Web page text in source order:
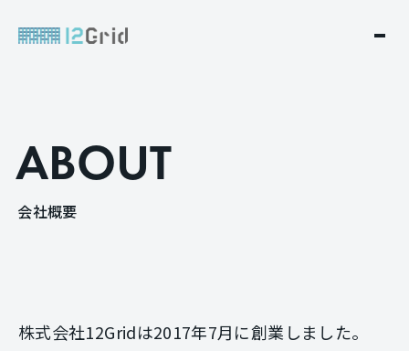
ABOUT
会社概要
株式会社12Gridは2017年7月に創業しました。